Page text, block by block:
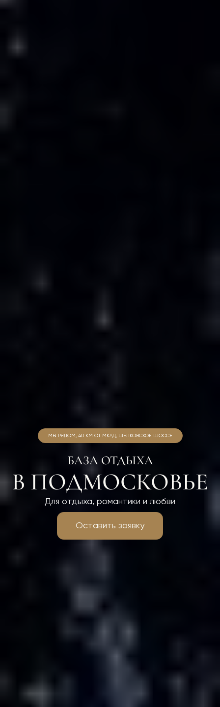
МЫ РЯДОМ, 40 КМ ОТ МКАД, ЩЕЛКОВСКОЕ ШОССЕ
БАЗА ОТДЫХА
В ПОДМОСКОВЬЕ
Для отдыха, романтики и любви
Оставить заявку